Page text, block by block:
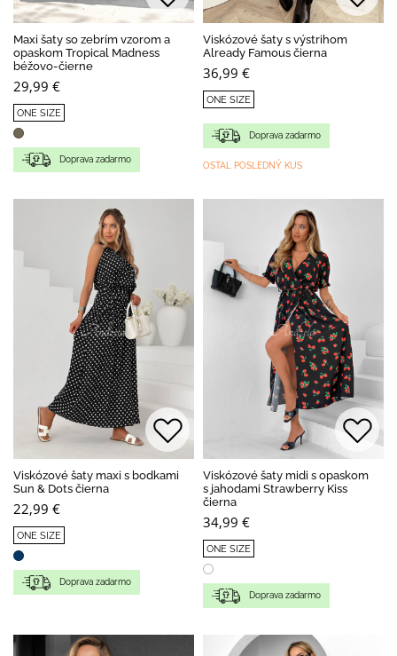
Maxi šaty so zebrím vzorom a
opaskom Tropical Madness
béžovo-čierne
29,99 €
ONE SIZE
Doprava zadarmo
Viskózové šaty s výstrihom
Already Famous čierna
36,99 €
ONE SIZE
Doprava zadarmo
OSTAL POSLEDNÝ KUS
Viskózové šaty maxi s bodkami
Sun & Dots čierna
22,99 €
ONE SIZE
Doprava zadarmo
Viskózové šaty midi s opaskom
s jahodami Strawberry Kiss
čierna
34,99 €
ONE SIZE
Doprava zadarmo